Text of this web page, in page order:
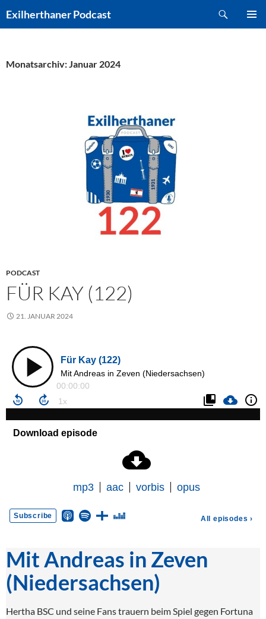
Inhalt
Exilherthaner Podcast
Monatsarchiv: Januar 2024
PODCAST
FÜR KAY (122)
21. JANUAR 2024
Mit Andreas in Zeven
(Niedersachsen)
Hertha BSC und seine Fans trauern beim Spiel gegen Fortuna